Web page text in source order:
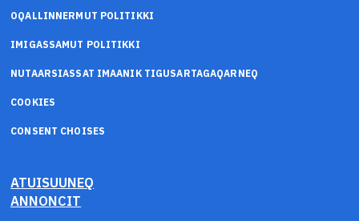
OQALLINNERMUT POLITIKKI
IMIGASSAMUT POLITIKKI
NUTAARSIASSAT IMAANIK TIGUSARTAGAQARNEQ
COOKIES
CONSENT CHOISES
ATUISUUNEQ
ANNONCIT